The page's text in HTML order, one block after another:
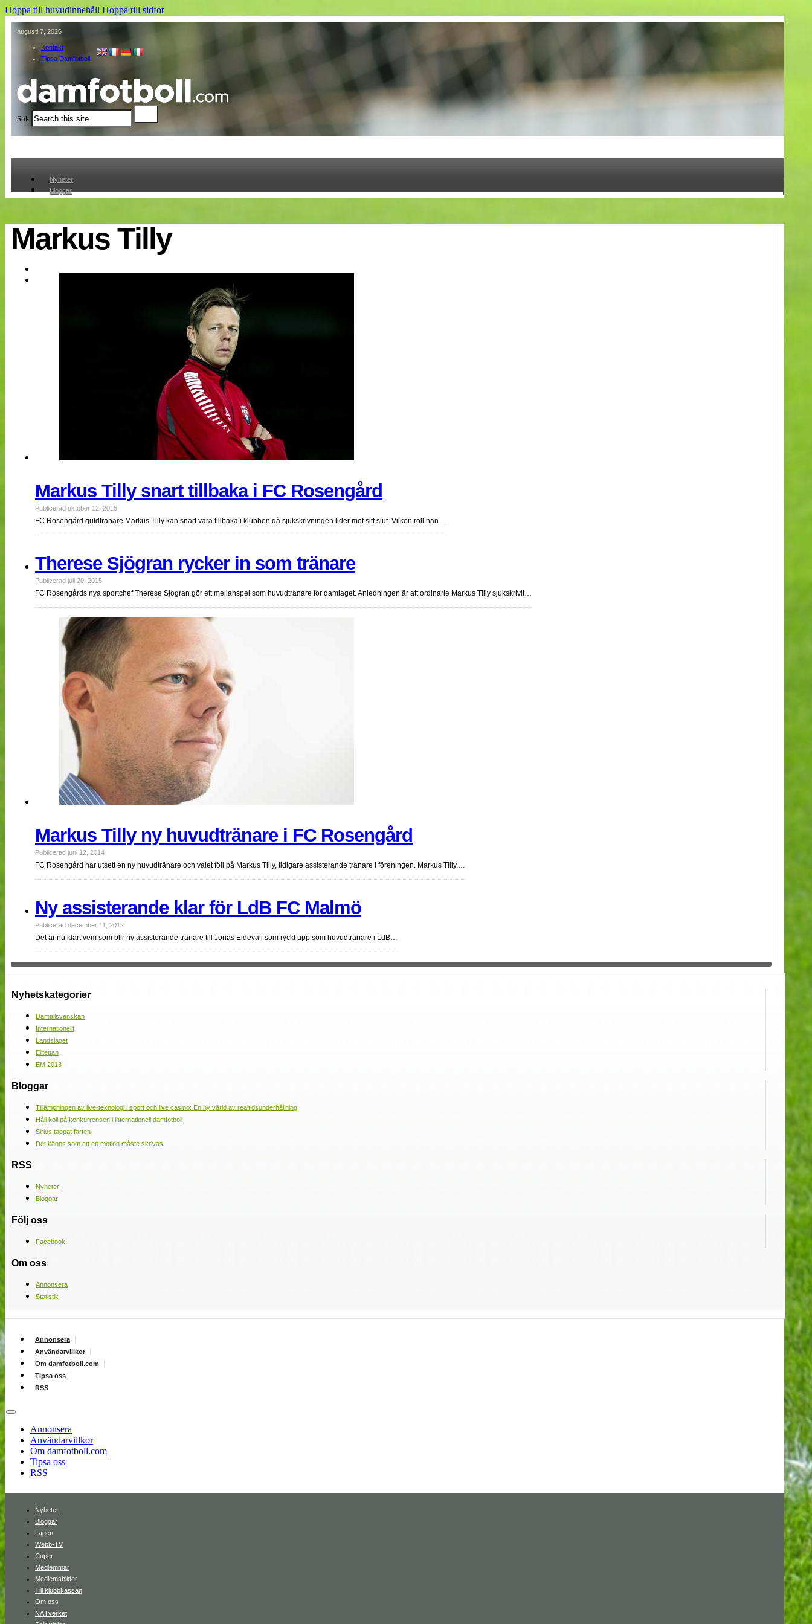
Hoppa till huvudinnehåll Hoppa till sidfot
augusti 7, 2026
Kontakt
Tipsa Damfotboll
Sök
Nyheter
Bloggar
Cuper
Medlemmar
Medlemsbilder
Markus Tilly
Markus Tilly snart tillbaka i FC Rosengård
Publicerad oktober 12, 2015
FC Rosengård guldtränare Markus Tilly kan snart vara tillbaka i klubben då sjukskrivningen lider mot sitt slut. Vilken roll han…
Therese Sjögran rycker in som tränare
Publicerad juli 20, 2015
FC Rosengårds nya sportchef Therese Sjögran gör ett mellanspel som huvudtränare för damlaget. Anledningen är att ordinarie Markus Tilly sjukskrivit…
Markus Tilly ny huvudtränare i FC Rosengård
Publicerad juni 12, 2014
FC Rosengård har utsett en ny huvudtränare och valet föll på Markus Tilly, tidigare assisterande tränare i föreningen. Markus Tilly.…
Ny assisterande klar för LdB FC Malmö
Publicerad december 11, 2012
Det är nu klart vem som blir ny assisterande tränare till Jonas Eidevall som ryckt upp som huvudtränare i LdB…
Nyhetskategorier
Damallsvenskan
Internationellt
Landslaget
Elitettan
EM 2013
Bloggar
Tillämpningen av live-teknologi i sport och live casino: En ny värld av realtidsunderhållning
Håll koll på konkurrensen i internationell damfotboll
Sirius tappat farten
Det känns som att en motion måste skrivas
RSS
Nyheter
Bloggar
Följ oss
Facebook
Om oss
Annonsera
Statistik
Annonsera
Användarvillkor
Om damfotboll.com
Tipsa oss
RSS
Annonsera
Användarvillkor
Om damfotboll.com
Tipsa oss
RSS
Nyheter
Bloggar
Lagen
Webb-TV
Cuper
Medlemmar
Medlemsbilder
Till klubbkassan
Om oss
NÄTverket